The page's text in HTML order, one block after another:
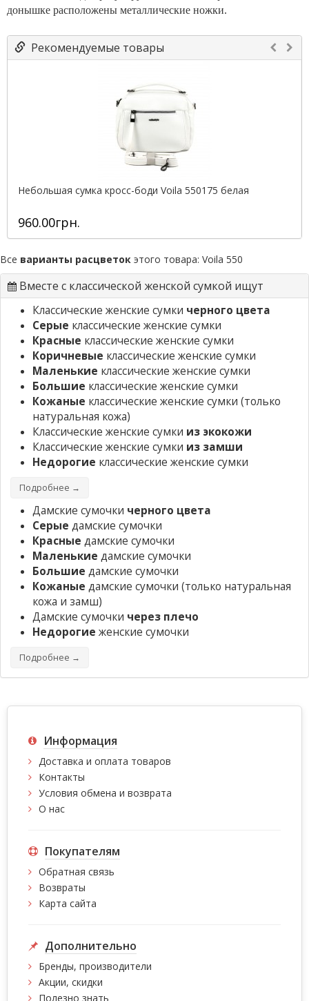
донышке расположены металлические ножки.
Рекомендуемые товары
Небольшая сумка кросс-боди Voila 550175 белая
960.00грн.
Все варианты расцветок этого товара: Voila 550
Вместе с классической женской сумкой ищут
Классические женские сумки черного цвета
Серые классические женские сумки
Красные классические женские сумки
Коричневые классические женские сумки
Маленькие классические женские сумки
Большие классические женские сумки
Кожаные классические женские сумки (только
натуральная кожа)
Классические женские сумки из экокожи
Классические женские сумки из замши
Недорогие классические женские сумки
Подробнее →
Дамские сумочки черного цвета
Серые дамские сумочки
Красные дамские сумочки
Маленькие дамские сумочки
Большие дамские сумочки
Кожаные дамские сумочки (только натуральная
кожа и замш)
Дамские сумочки через плечо
Недорогие женские сумочки
Подробнее →
Информация
Доставка и оплата товаров
Контакты
Условия обмена и возврата
О нас
Покупателям
Обратная связь
Возвраты
Карта сайта
Дополнительно
Бренды, производители
Акции, скидки
Полезно знать